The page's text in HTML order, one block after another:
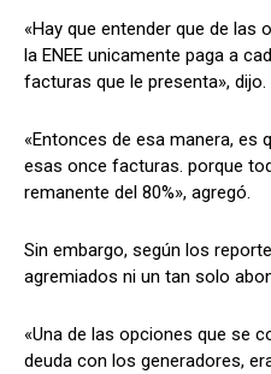
«Hay que entender que de las
la ENEE unicamente paga a
facturas que le presenta», dijo.
«Entonces de esa manera, es
esas once facturas. porque
remanente del 80%», agregó.
Sin embargo, según los
agremiados ni un tan solo
«Una de las opciones que se
deuda con los generadores,